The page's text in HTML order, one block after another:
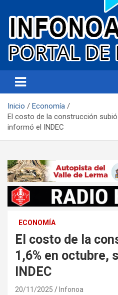
Infonoa Salta
Inicio
Economía
El costo de la construcción
informó el INDEC
ECONOMÍA
El costo de la
1,6% en octubre,
INDEC
20/11/2025 Infonoa